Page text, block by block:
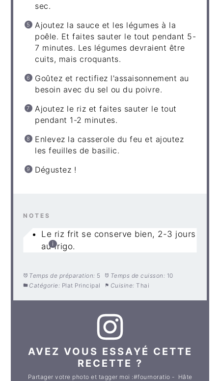
sec.
Ajoutez la sauce et les légumes à la
poêle. Et faites sauter le tout pendant 5-
7 minutes. Les légumes devraient être
cuits, mais croquants.
Goûtez et rectifiez l'assaisonnement au
besoin avec du sel ou du poivre.
Ajoutez le riz et faites sauter le tout
pendant 1-2 minutes.
Enlevez la casserole du feu et ajoutez
les feuilles de basilic.
Dégustez !
NOTES
Le riz frit se conserve bien, 2-3 jours
au frigo.
Temps de préparation: 5 Temps de cuisson: 10
Catégorie: Plat Principal Cuisine: Thai
AVEZ VOUS ESSAYÉ CETTE
RECETTE ?
Partager votre photo et tagger moi :#fournoratio - Hâte